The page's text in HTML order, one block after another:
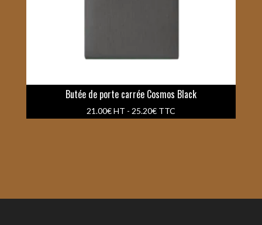
Butée de porte carrée Cosmos Black
21.00€HT - 25.20€TTC